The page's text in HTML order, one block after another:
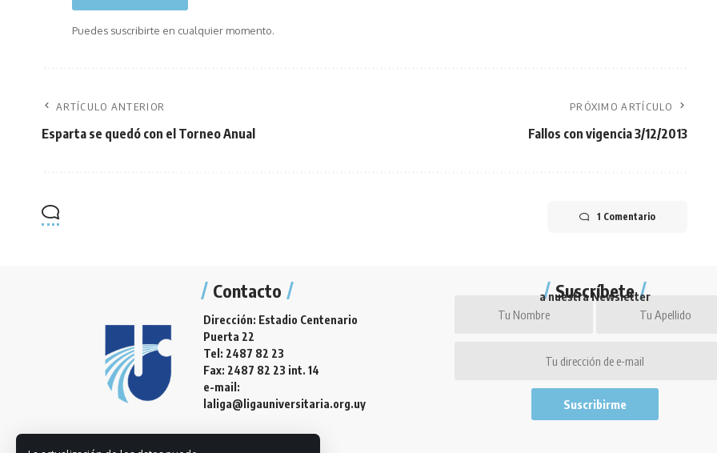
Puedes suscribirte en cualquier momento.
ARTÍCULO ANTERIOR
Esparta se quedó con el Torneo Anual
PRÓXIMO ARTÍCULO
Fallos con vigencia 3/12/2013
1 Comentario
Contacto
Dirección: Estadio Centenario
Puerta 22
Tel: 2487 82 23
Fax: 2487 82 23 int. 14
e-mail:
laliga@ligauniversitaria.org.uy
Suscríbete
a nuestra Newsletter